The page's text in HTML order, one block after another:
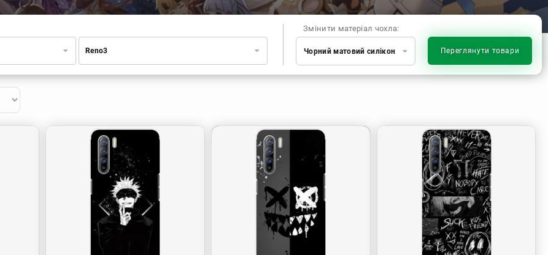
Змінити матеріал чохла:
Чорний матовий силікон Переглянути товари
Reno3